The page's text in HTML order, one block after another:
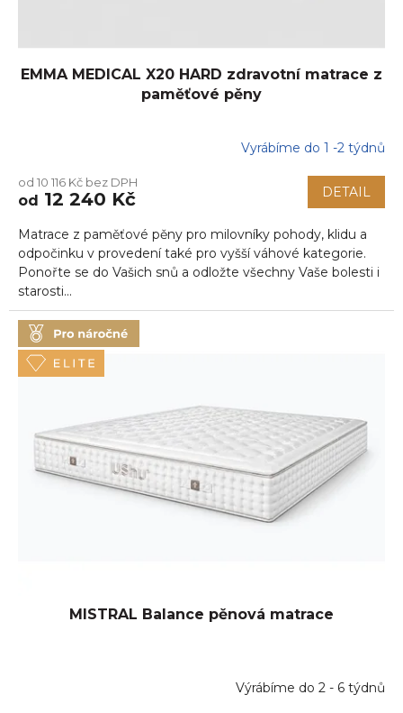
EMMA MEDICAL X20 HARD zdravotní matrace z
paměťové pěny
produktu
je
z
5
hvězdiček.
Vyrábíme do 1 -2 týdnů
od 10 116 Kč bez DPH
od 12 240 Kč DETAIL
Matrace z paměťové pěny pro milovníky pohody, klidu a
odpočinku v provedení také pro vyšší váhové kategorie.
Ponořte se do Vašich snů a odložte všechny Vaše bolesti i
starosti...
MISTRAL Balance pěnová matrace
Výrábíme do 2 - 6 týdnů